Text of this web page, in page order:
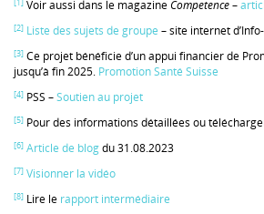
Voir aussi dans le magazineCompetence–
[2] Liste des sujets de groupe – site internet
[3] Ce projet bénéficie d’un appui financier de
jusqu’à fin 2025. Promotion Santé Suisse
[4] PSS –Soutien au projet
[5] Pour des informations détaillées ou
[6] Article de blogdu 31.08.2023
[7] Visionner la vidéo
[8] Lire le rapport intermédiaire